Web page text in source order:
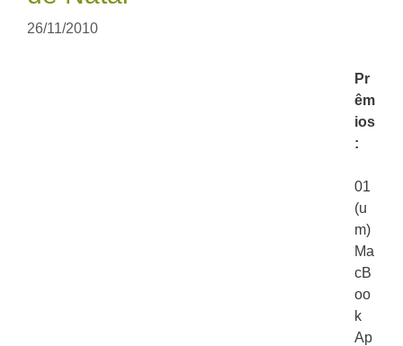
26/11/2010
Pr
êm
ios
:
01
(u
m)
Ma
cB
oo
k
Ap